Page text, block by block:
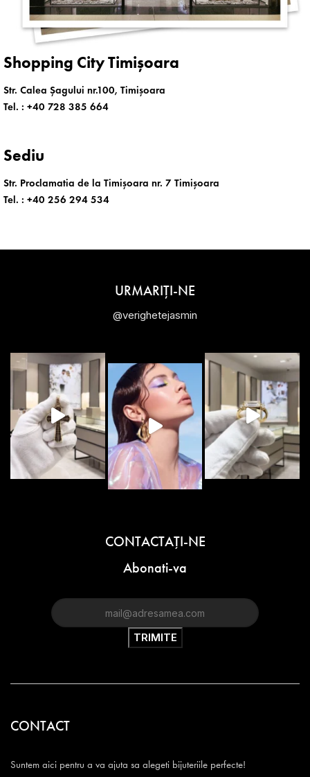
Shopping City Timișoara
Str. Calea Șagului nr.100, Timișoara
Tel. : +40 728 385 664
Sediu
Str. Proclamatia de la Timișoara nr. 7 Timișoara
Tel. : +40 256 294 534
URMARIȚI-NE
@verighetejasmin
CONTACTAŢI-NE
Abonati-va
CONTACT
Suntem aici pentru a va ajuta sa alegeti bijuteriile perfecte!